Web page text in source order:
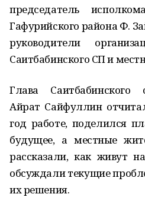
председатель
Гафурийского района Ф.
руководители
Саитбабинского СП и
Глава Саитбабинского
Айрат Сайфуллин
год работе, поделился
будущее, а местные
рассказали, как живут
обсуждали текущие
их решения.